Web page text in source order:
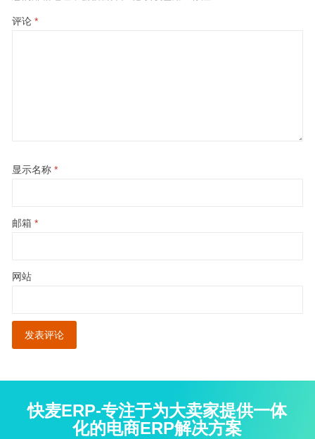
评论 *
显示名称 *
邮箱 *
网站
快麦ERP-专注于为大卖家提供一体
化的电商ERP解决方案